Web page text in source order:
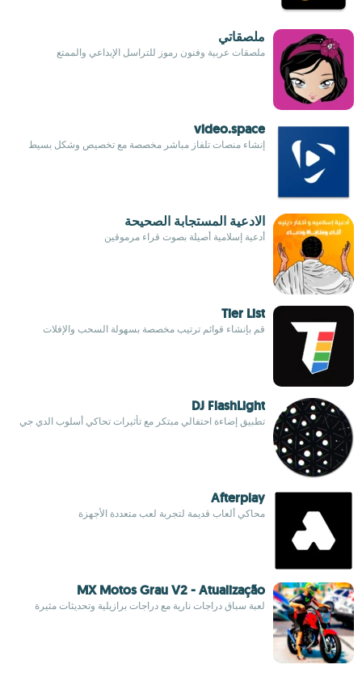
ملصقاتي
ملصقات عربية وفنون رموز للتراسل الإبداعي والممتع
video.space
إنشاء منصات تلفاز مباشر مخصصة مع تخصيص وشكل بسيط
الادعية المستجابة الصحيحة
أدعية إسلامية أصيلة بصوت قراء مرموقين
Tier List
قم بإنشاء قوائم ترتيب مخصصة بسهولة السحب والإفلات
DJ FlashLight
تطبيق إضاءة احتفالي مبتكر مع تأثيرات تحاكي أسلوب الدي جي
Afterplay
محاكي ألعاب قديمة لتجربة لعب متعددة الأجهزة
MX Motos Grau V2 - Atualização
لعبة سباق دراجات نارية مع دراجات برازيلية وتحديثات مثيرة